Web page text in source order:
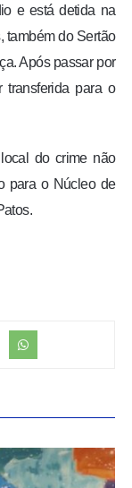
e está detida na
também do Sertão
Após passar por
transferida para o
do crime não
para o Núcleo de